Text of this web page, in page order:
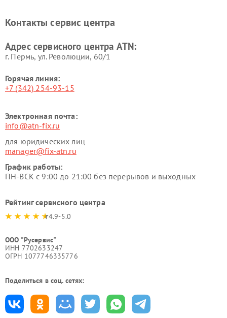
Контакты сервис центра
Адрес сервисного центра ATN:
г. Пермь, ул. ​Революции, 60/1
Горячая линия:
+7 (342) 254-93-15
Электронная почта:
info@atn-fix.ru
для юридических лиц
manager@fix-atn.ru
График работы:
ПН-ВСК с 9:00 до 21:00 без перерывов и выходных
Рейтинг сервисного центра
4.9-5.0
ООО "Русервис"
ИНН 7702633247
ОГРН 1077746335776
Поделиться в соц. сетях: